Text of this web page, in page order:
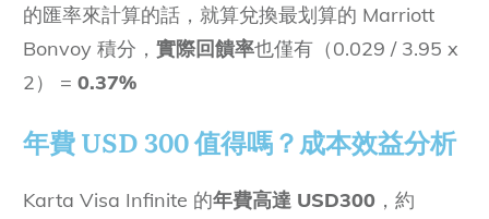
的匯率來計算的話，就算兌換最划算的 Marriott
Bonvoy 積分， 實際回饋率也僅有（0.029 / 3.95 x
2） = 0.37%
年費 USD 300 值得嗎？成本效益分析
Karta Visa Infinite 的年費高達 USD300 ，約